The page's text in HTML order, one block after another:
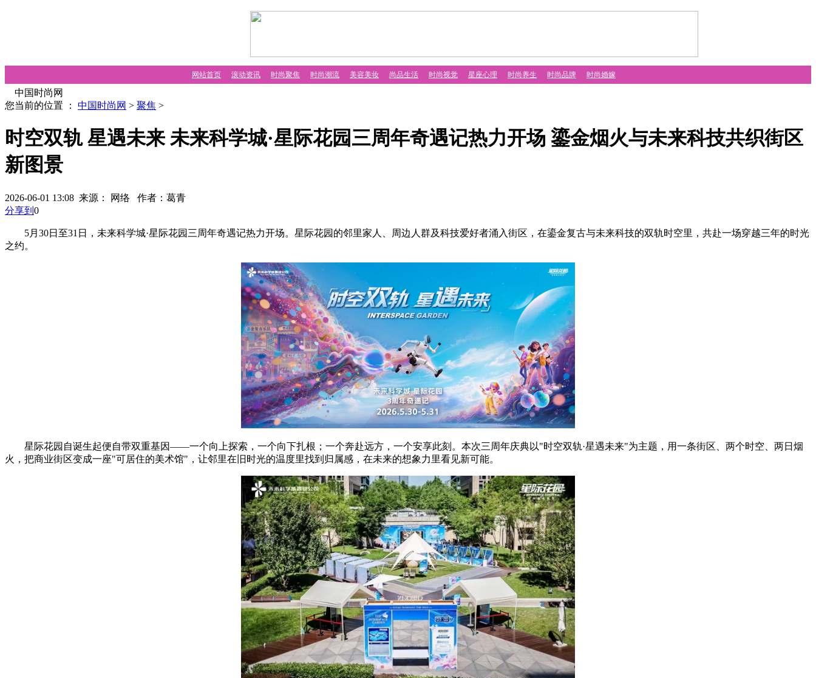
网站首页 滚动资讯 时尚聚焦 时尚潮流 美容美妆 尚品生活 时尚视觉 星座心理 时尚养生 时尚品牌 时尚婚嫁
中国时尚网
您当前的位置 ： 中国时尚网 > 聚焦 >
时空双轨 星遇未来 未来科学城·星际花园三周年奇遇记热力开场 鎏金烟火与未来科技共织街区
新图景
2026-06-01 13:08 来源： 网络 作者：葛青
分享到 0
5月30日至31日，未来科学城·星际花园三周年奇遇记热力开场。星际花园的邻里家人、周边人群及科技爱好者涌入街区，在鎏金复古与未来科技的双轨时空里，共赴一场穿越三年的时光
之约。
星际花园自诞生起便自带双重基因——一个向上探索，一个向下扎根；一个奔赴远方，一个安享此刻。本次三周年庆典以"时空双轨·星遇未来"为主题，用一条街区、两个时空、两日烟
火，把商业街区变成一座"可居住的美术馆"，让邻里在旧时光的温度里找到归属感，在未来的想象力里看见新可能。